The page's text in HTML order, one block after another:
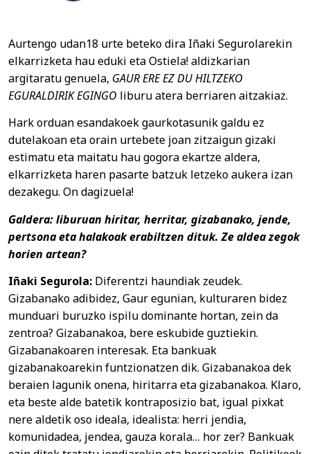
Aurtengo udan18 urte beteko dira Iñaki Segurolarekin
elkarrizketa hau eduki eta Ostiela! aldizkarian
argitaratu genuela, GAUR ERE EZ DU HILTZEKO
EGURALDIRIK EGINGO liburu atera berriaren aitzakiaz.
Hark orduan esandakoek gaurkotasunik galdu ez
dutelakoan eta orain urtebete joan zitzaigun gizaki
estimatu eta maitatu hau gogora ekartze aldera,
elkarrizketa haren pasarte batzuk letzeko aukera izan
dezakegu. On dagizuela!
Galdera: liburuan hiritar, herritar, gizabanako, jende,
pertsona eta halakoak erabiltzen dituk. Ze aldea zegok
horien artean?
Iñaki Segurola: Diferentzi haundiak zeudek.
Gizabanako adibidez, Gaur egunian, kulturaren bidez
munduari buruzko ispilu dominante hortan, zein da
zentroa? Gizabanakoa, bere eskubide guztiekin.
Gizabanakoaren interesak. Eta bankuak
gizabanakoarekin funtzionatzen dik. Gizabanakoa dek
beraien lagunik onena, hiritarra eta gizabanakoa. Klaro,
eta beste alde batetik kontraposizio bat, igual pixkat
nere aldetik oso ideala, idealista: herri jendia,
komunidadea, jendea, gauza korala… hor zer? Bankuak